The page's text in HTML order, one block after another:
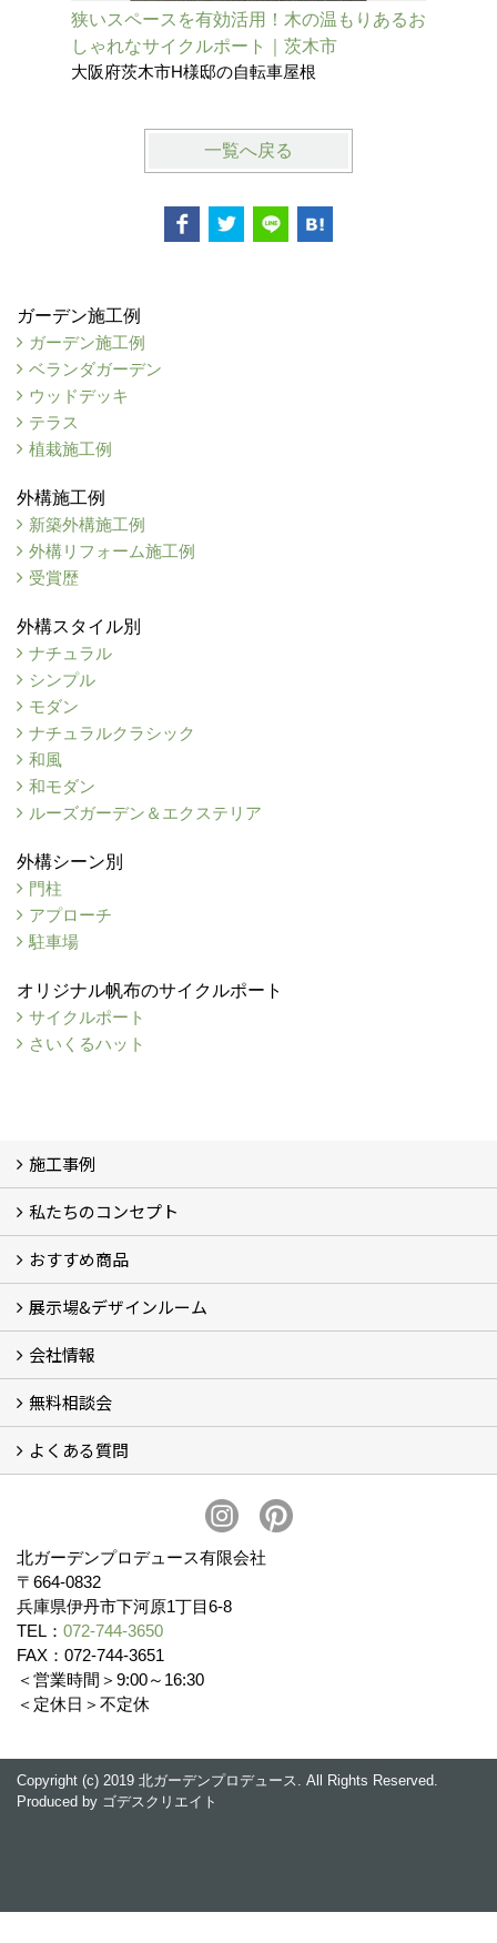
狭いスペースを有効活用！木の温もりあるお
しゃれなサイクルポート｜茨木市
大阪府茨木市H様邸の自転車屋根
一覧へ戻る
ガーデン施工例
ガーデン施工例
ベランダガーデン
ウッドデッキ
テラス
植栽施工例
外構施工例
新築外構施工例
外構リフォーム施工例
受賞歴
外構スタイル別
ナチュラル
シンプル
モダン
ナチュラルクラシック
和風
和モダン
ルーズガーデン＆エクステリア
外構シーン別
門柱
アプローチ
駐車場
オリジナル帆布のサイクルポート
サイクルポート
さいくるハット
施工事例
施工事例
お客様の声 (46)
私たちのコンセプト
コンセプト
完成までの流れ
お庭のメンテナンスについて
おすすめ商品
オリジナル帆布のサイクルポート
NEW スマートサイクルポート
おしゃれな物置 (8)
門扉 (6)
ウッドフェンス (16)
アイアンの商品 (6)
ガーデニング雑貨 (3)
ガーデン書&ガーデンアート
こだわりのオリジナル商品 一覧
おすすめの植物 (29)
箱庭ガーデン
ポット苗
展示場&デザインルーム
展示場&デザインルーム
会社情報
会社概要
スタッフ紹介 (11)
ブログ
コラム
アクセス
求人募集
無料相談会
無料相談会
よくある質問
アフターサービス・アフターメンテナンスについて (3)
北ガーデンプロデュース有限会社
〒664-0832
兵庫県伊丹市下河原1丁目6-8
TEL： 072-744-3650
FAX：072-744-3651
＜営業時間＞9:00～16:30
＜定休日＞不定休
Copyright (c) 2019 北ガーデンプロデュース. All Rights Reserved.
Produced by ゴデスクリエイト